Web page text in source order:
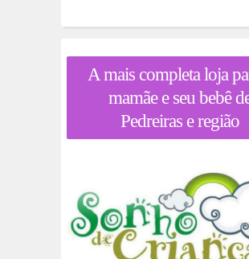
A mais completa loja
mamãe e seu bebê
Pedreiras e região